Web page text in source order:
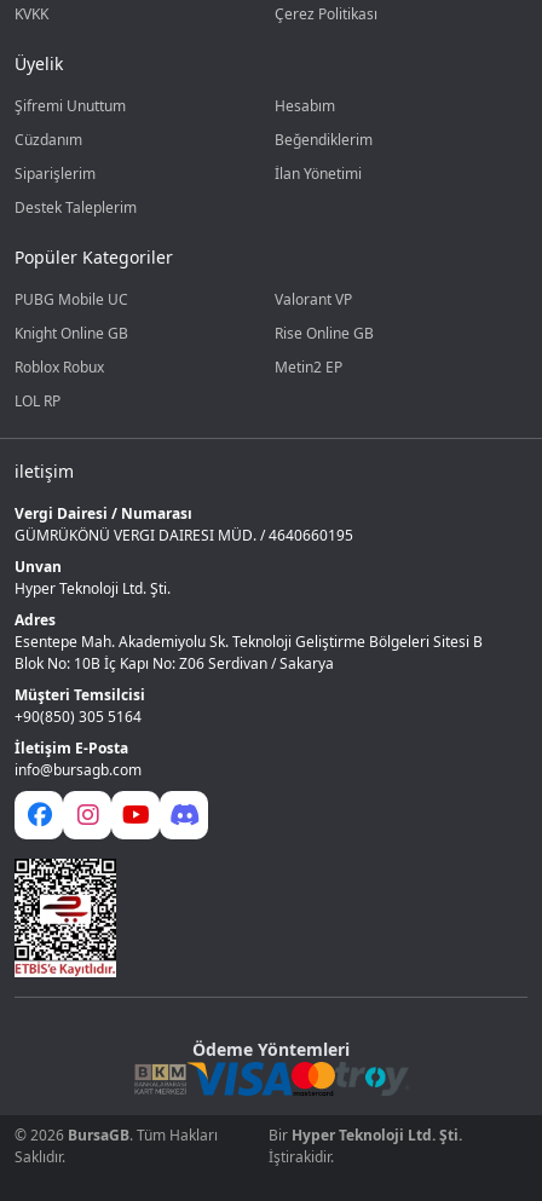
KVKK
Çerez Politikası
Üyelik
Şifremi Unuttum
Hesabım
Cüzdanım
Beğendiklerim
Siparişlerim
İlan Yönetimi
Destek Taleplerim
Popüler Kategoriler
PUBG Mobile UC
Valorant VP
Knight Online GB
Rise Online GB
Roblox Robux
Metin2 EP
LOL RP
iletişim
Vergi Dairesi / Numarası
GÜMRÜKÖNÜ VERGI DAIRESI MÜD. / 4640660195
Unvan
Hyper Teknoloji Ltd. Şti.
Adres
Esentepe Mah. Akademiyolu Sk. Teknoloji Geliştirme Bölgeleri Sitesi B
Blok No: 10B İç Kapı No: Z06 Serdivan / Sakarya
Müşteri Temsilcisi
+90(850) 305 5164
İletişim E-Posta
info@bursagb.com
Ödeme Yöntemleri
© 2026 BursaGB. Tüm Hakları
Saklıdır.
Bir Hyper Teknoloji Ltd. Şti.
İştirakidir.